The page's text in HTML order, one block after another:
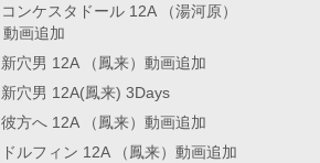
コンケスタドール 12A （湯河原）
動画追加
新穴男 12A （鳳来）動画追加
新穴男 12A(鳳来) 3Days
彼方へ 12A （鳳来）動画追加
ドルフィン 12A （鳳来）動画追加